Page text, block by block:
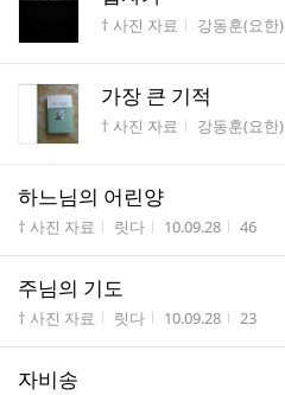
게시판명
† 사진 자료 작성자
강동훈(요한)
가장 큰 기적
게시판명
† 사진 자료 작성자
강동훈(요한)
하느님의 어린양
게시판명
† 사진 자료 작성자
릿다 작성시간
10.09.28 조회수
46
주님의 기도
게시판명
† 사진 자료 작성자
릿다 작성시간
10.09.28 조회수
23
자비송